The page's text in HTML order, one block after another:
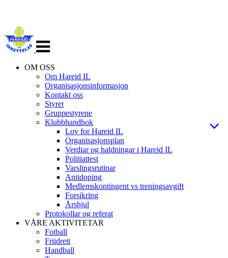
navigasjon
OM OSS
Om Hareid IL
Organisasjonsinformasjon
Kontakt oss
Styret
Gruppestyrene
Klubbhandbok
Lov for Hareid IL
Organisasjonsplan
Verdiar og haldningar i Hareid IL
Politiattest
Varslingsrutinar
Antidoping
Medlemskontingent vs treningsavgift
Forsikring
Årshjul
Protokollar og referat
VÅRE AKTIVITETAR
Fotball
Friidrett
Handball